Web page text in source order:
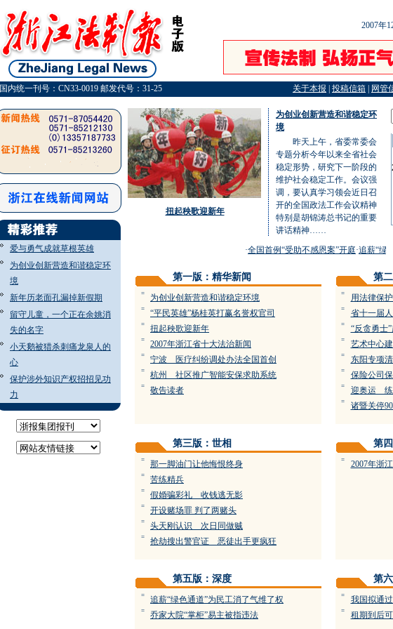
2007年
国内统一刊号：CN33-0019 邮发代号：31-25 关于本报 投稿信箱 网管
爱与勇气成就草根英雄
为创业创新营造和谐稳定环
境
新年历老面孔漏掉新假期
留守儿童，一个正在余姚消
失的名字
小天鹅被猎杀刺痛龙泉人的
心
保护涉外知识产权招招见功
力
扭起秧歌迎新年
为创业创新营造和谐稳定环
境
昨天上午，省委常委会
专题分析今年以来全省社会
稳定形势，研究下一阶段的
维护社会稳定工作。会议强
调，要认真学习领会近日召
开的全国政法工作会议精神
特别是胡锦涛总书记的重要
讲话精神……
全国首例“受助不感恩案”开庭·追薪“绿色
第一版：精华新闻
= 为创业创新营造和谐稳定环境
= “平民英雄”杨桂英打赢名誉权官司
= 扭起秧歌迎新年
= 2007年浙江省十大法治新闻
= 宁波 医疗纠纷调处办法全国首创
= 杭州 社区推广智能安保求助系统
= 敬告读者
第
= 用法律保
= 省十一届
= “反贪勇士
= 艺术中心
= 东阳专项
= 保险公司
= 迎奥运 练
= 诸暨关停
第三版：世相
= 那一脚油门让他悔恨终身
= 苦练精兵
= 假婚骗彩礼 收钱逃无影
= 开设赌场罪 判了两赌头
= 头天刚认识 次日同做贼
= 抢劫搜出警官证 恶徒出手更疯狂
第
= 2007年浙
第五版：深度
= 追薪“绿色通道”为民工消了气维了权
= 乔家大院“掌柜”易主被指违法
第
= 我国拟通
= 租期到后